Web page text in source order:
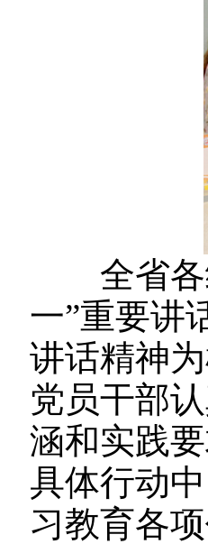
全省各
一”重要讲
讲话精神
党员干部
涵和实践
具体行动
习教育各